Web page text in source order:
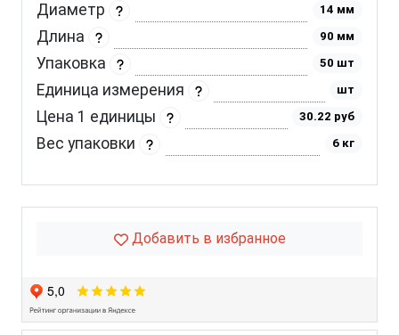
Диаметр 14 мм
Длина 90 мм
Упаковка 50 шт
Единица измерения шт
Цена 1 единицы 30.22 руб
Вес упаковки 6 кг
Добавить в избранное